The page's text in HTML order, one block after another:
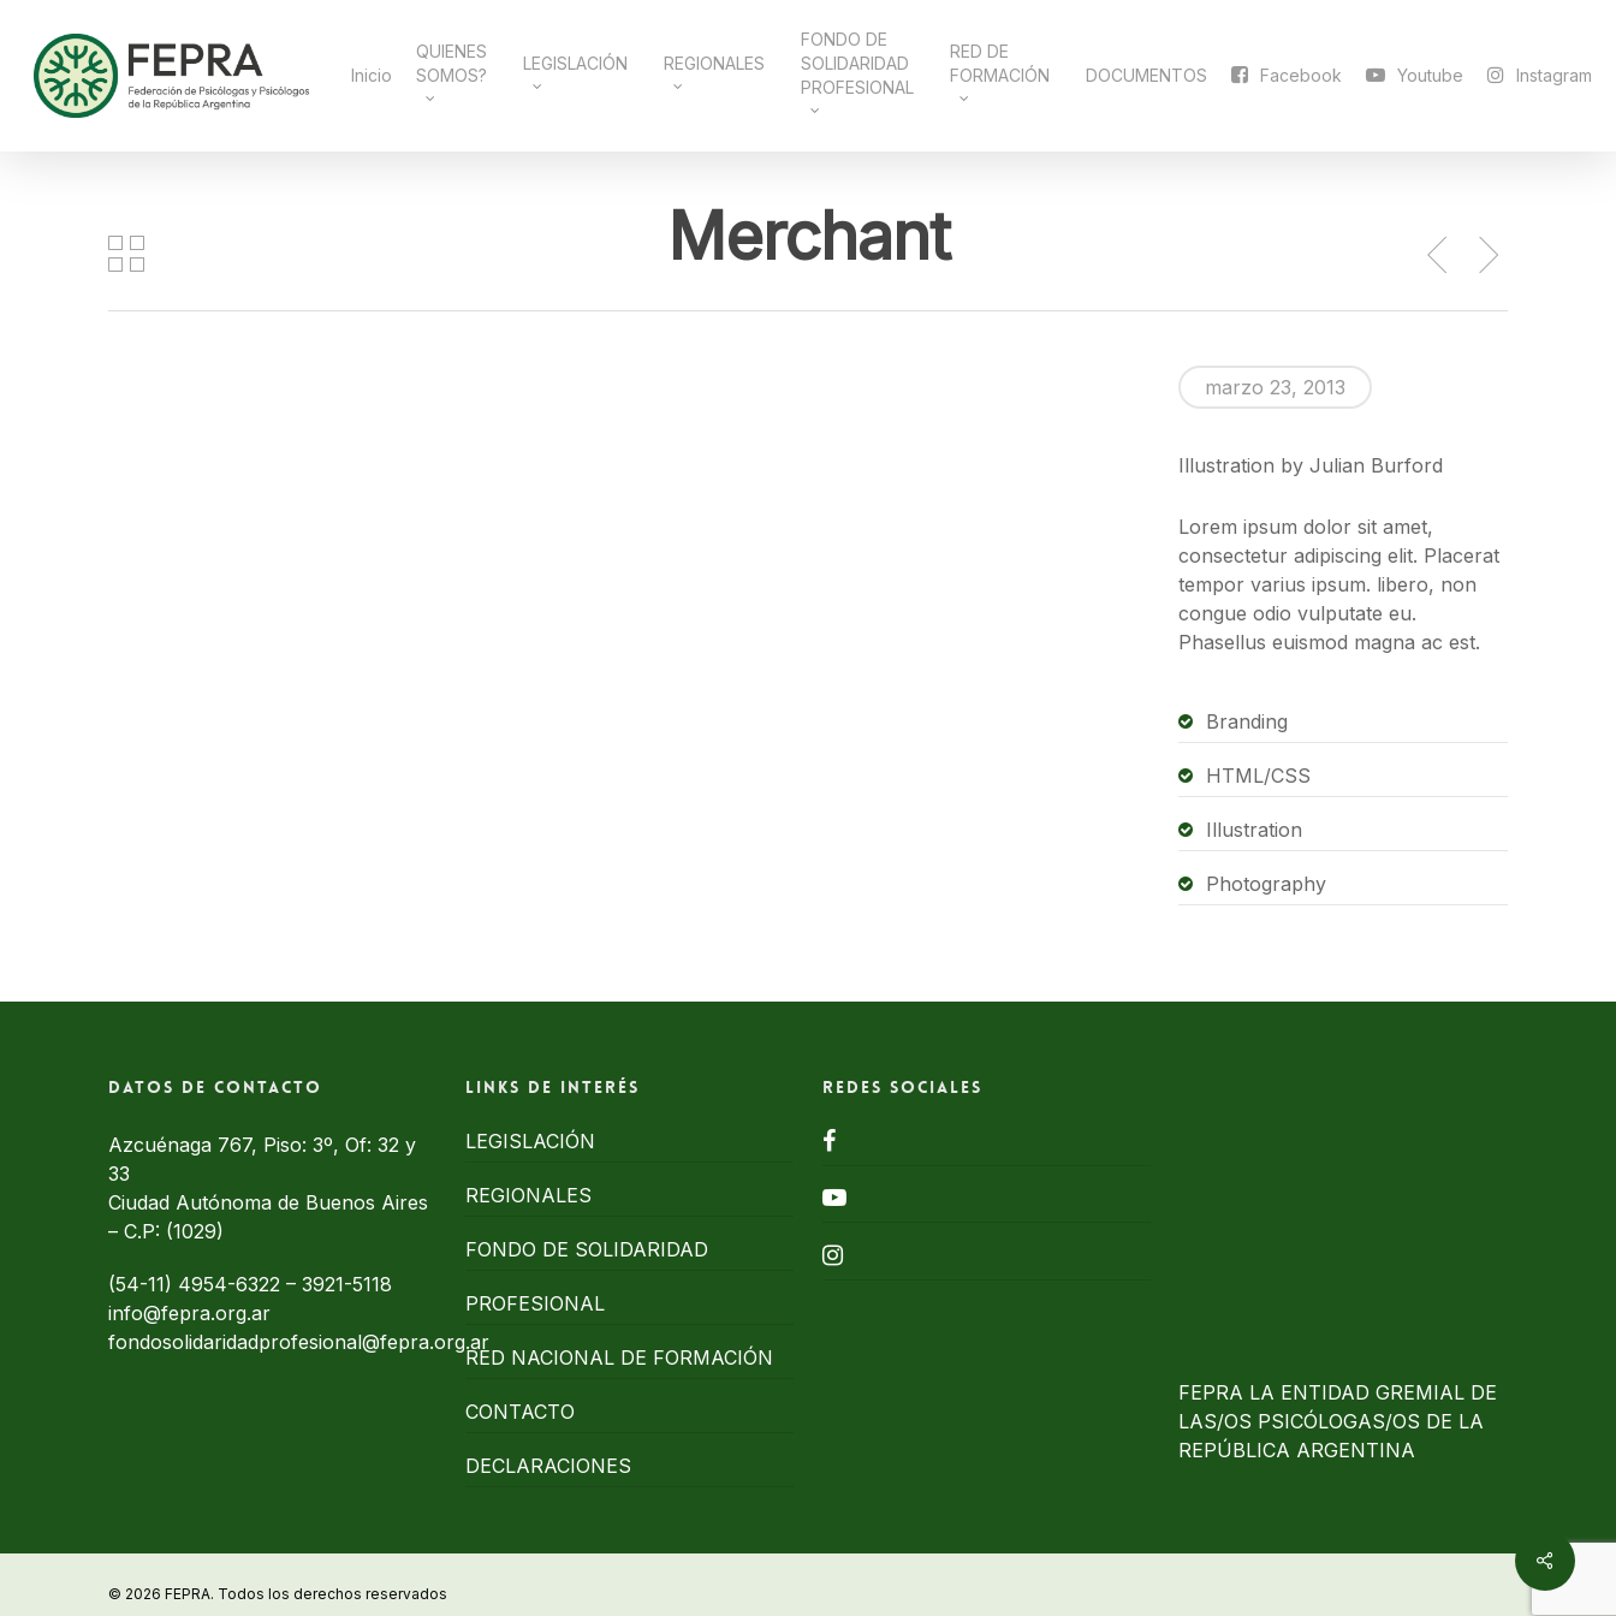
main
content
Inicio
QUIENES
SOMOS?
LEGISLACIÓN REGIONALES
FONDO DE
SOLIDARIDAD
PROFESIONAL
RED DE
FORMACIÓN
DOCUMENTOS Facebook Youtube Instagram
Merchant
marzo 23, 2013
Illustration by Julian Burford
Lorem ipsum dolor sit amet,
consectetur adipiscing elit. Placerat
tempor varius ipsum. libero, non
congue odio vulputate eu.
Phasellus euismod magna ac est.
Branding
HTML/CSS
Illustration
Photography
Datos de contacto
Azcuénaga 767, Piso: 3º, Of: 32 y
33
Ciudad Autónoma de Buenos Aires
– C.P: (1029)
(54-11) 4954-6322 – 3921-5118
info@fepra.org.ar
fondosolidaridadprofesional@fepra.org.ar
Links de interés
LEGISLACIÓN
REGIONALES
FONDO DE SOLIDARIDAD
PROFESIONAL
RED NACIONAL DE FORMACIÓN
CONTACTO
DECLARACIONES
Redes Sociales
facebook
youtube
instagram
FEPRA LA ENTIDAD GREMIAL DE
LAS/OS PSICÓLOGAS/OS DE LA
REPÚBLICA ARGENTINA
© 2026 FEPRA. Todos los derechos reservados